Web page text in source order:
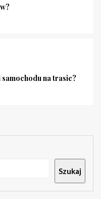
na trasie?
Szukaj